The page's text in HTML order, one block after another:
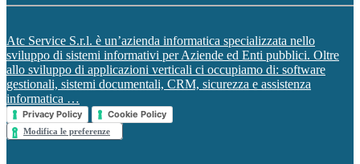
Atc Service S.r.l. è un’azienda informatica specializzata nello
sviluppo di sistemi informativi per Aziende ed Enti pubblici. Oltre
allo sviluppo di applicazioni verticali ci occupiamo di: software
gestionali, sistemi documentali, CRM, sicurezza e assistenza
informatica …
Privacy Policy Cookie Policy
Modifica le preferenze